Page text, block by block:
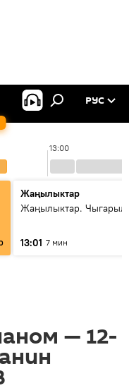
РУС
13:00
Жаңылыктар
Жаңылыктар.
13:01 7 мин
— 12-